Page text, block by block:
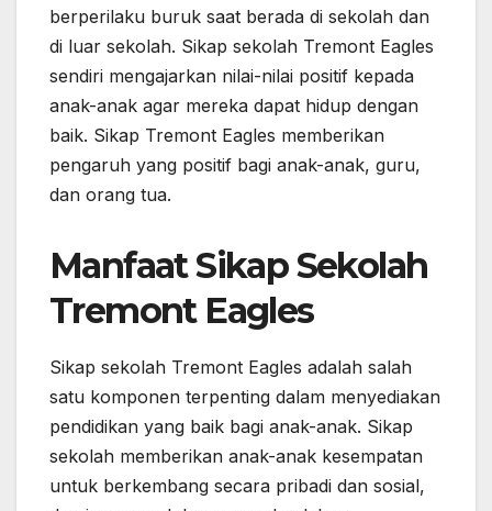
berperilaku buruk saat berada di sekolah dan
di luar sekolah. Sikap sekolah Tremont Eagles
sendiri mengajarkan nilai-nilai positif kepada
anak-anak agar mereka dapat hidup dengan
baik. Sikap Tremont Eagles memberikan
pengaruh yang positif bagi anak-anak, guru,
dan orang tua.
Manfaat Sikap Sekolah
Tremont Eagles
Sikap sekolah Tremont Eagles adalah salah
satu komponen terpenting dalam menyediakan
pendidikan yang baik bagi anak-anak. Sikap
sekolah memberikan anak-anak kesempatan
untuk berkembang secara pribadi dan sosial,